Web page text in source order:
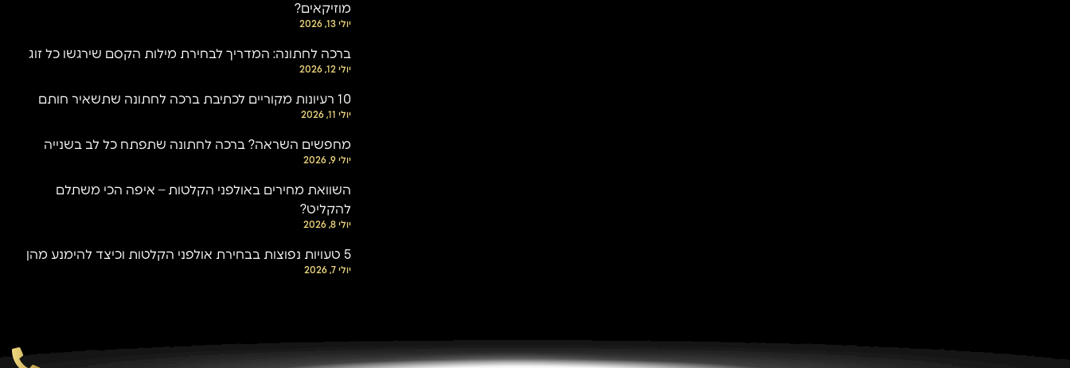
מוזיקאים?
יולי 13, 2026
ברכה לחתונה: המדריך לבחירת מילות הקסם שירגשו כל זוג
יולי 12, 2026
10 רעיונות מקוריים לכתיבת ברכה לחתונה שתשאיר חותם
יולי 11, 2026
מחפשים השראה? ברכה לחתונה שתפתח כל לב בשנייה
יולי 9, 2026
השוואת מחירים באולפני הקלטות – איפה הכי משתלם
להקליט?
יולי 8, 2026
5 טעויות נפוצות בבחירת אולפני הקלטות וכיצד להימנע מהן
יולי 7, 2026